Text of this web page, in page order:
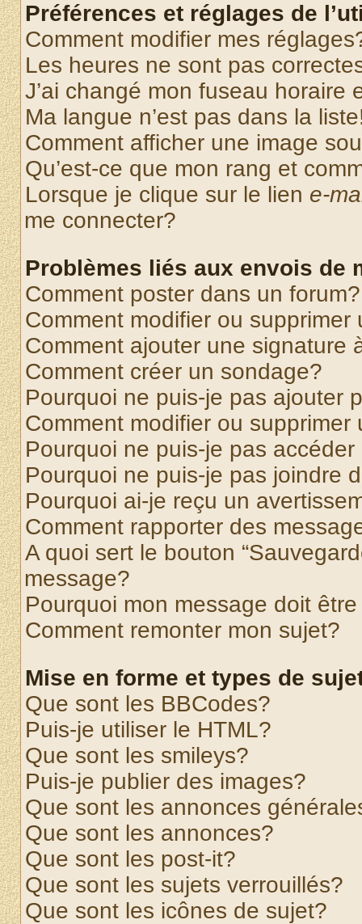
Préférences et réglages de
Comment modifier mes
Les heures ne sont pas
J’ai changé mon fuseau horaire
Ma langue n’est pas dans la
Comment afficher une image
Qu’est-ce que mon rang et
Lorsque je clique sur le lien e-
me connecter?
Problèmes liés aux envois de
Comment poster dans un forum?
Comment modifier ou supprimer
Comment ajouter une signature
Comment créer un sondage?
Pourquoi ne puis-je pas ajouter
Comment modifier ou supprimer
Pourquoi ne puis-je pas
Pourquoi ne puis-je pas joindre
Pourquoi ai-je reçu un
Comment rapporter des
A quoi sert le bouton
message?
Pourquoi mon message doit
Comment remonter mon sujet?
Mise en forme et types de
Que sont les BBCodes?
Puis-je utiliser le HTML?
Que sont les smileys?
Puis-je publier des images?
Que sont les annonces
Que sont les annonces?
Que sont les post-it?
Que sont les sujets verrouillés?
Que sont les icônes de sujet?